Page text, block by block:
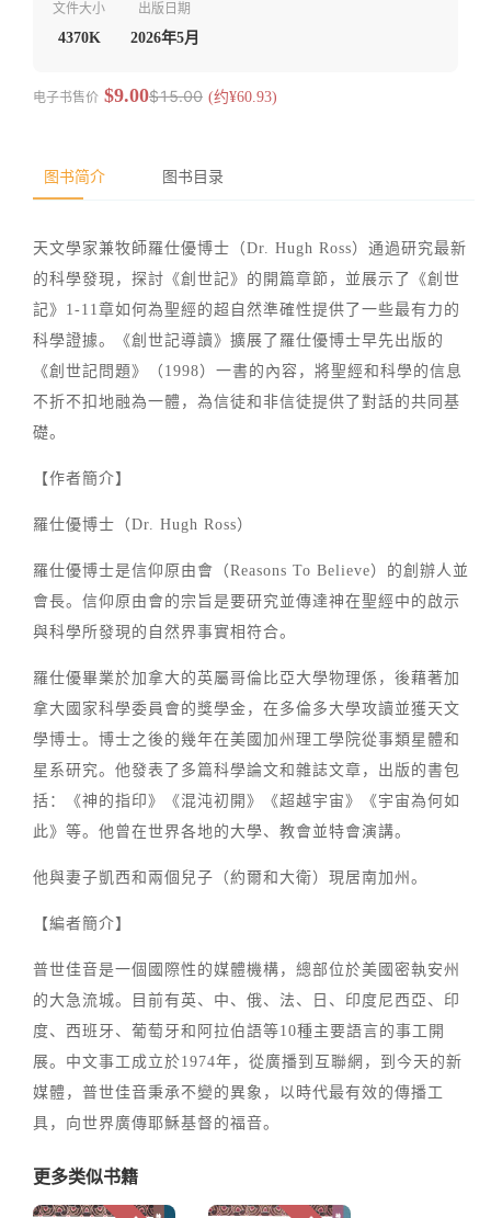
文件大小
4370K
出版日期
2026年5月
电子书售价 $9.00$15.00 (约¥60.93)
图书简介 图书目录
天文學家兼牧師羅仕優博士（Dr. Hugh Ross）通過研究最新
的科學發現，探討《創世記》的開篇章節，並展示了《創世
記》1-11章如何為聖經的超自然準確性提供了一些最有力的
科學證據。《創世記導讀》擴展了羅仕優博士早先出版的
《創世記問題》（1998）一書的內容，將聖經和科學的信息
不折不扣地融為一體，為信徒和非信徒提供了對話的共同基
礎。
【作者簡介】
羅仕優博士（Dr. Hugh Ross）
羅仕優博士是信仰原由會（Reasons To Believe）的創辦人並
會長。信仰原由會的宗旨是要研究並傳達神在聖經中的啟示
與科學所發現的自然界事實相符合。
羅仕優畢業於加拿大的英屬哥倫比亞大學物理係，後藉著加
拿大國家科學委員會的獎學金，在多倫多大學攻讀並獲天文
學博士。博士之後的幾年在美國加州理工學院從事類星體和
星系研究。他發表了多篇科學論文和雜誌文章，出版的書包
括：《神的指印》《混沌初開》《超越宇宙》《宇宙為何如
此》等。他曾在世界各地的大學、教會並特會演講。
他與妻子凱西和兩個兒子（約爾和大衛）現居南加州。
【編者簡介】
普世佳音是一個國際性的媒體機構，總部位於美國密執安州
的大急流城。目前有英、中、俄、法、日、印度尼西亞、印
度、西班牙、葡萄牙和阿拉伯語等10種主要語言的事工開
展。中文事工成立於1974年，從廣播到互聯網，到今天的新
媒體，普世佳音秉承不變的異象，以時代最有效的傳播工
具，向世界廣傳耶穌基督的福音。
更多类似书籍